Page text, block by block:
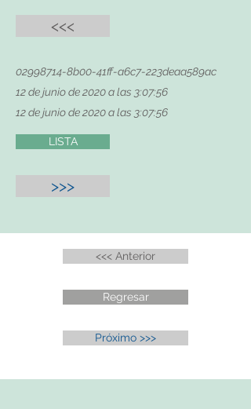
<<<
02998714-8b00-41ff-a6c7-223deaa589ac
12 de junio de 2020 a las 3:07:56
12 de junio de 2020 a las 3:07:56
LISTA
>>>
<<< Anterior
Regresar
Próximo >>>